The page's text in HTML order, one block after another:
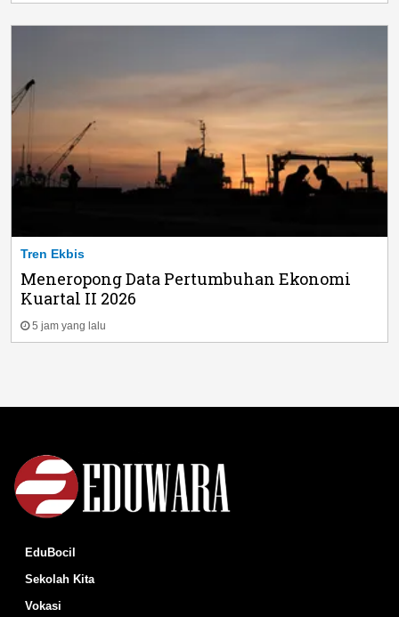
Tren Ekbis
Meneropong Data Pertumbuhan Ekonomi
Kuartal II 2026
5 jam yang lalu
EduBocil
Sekolah Kita
Vokasi